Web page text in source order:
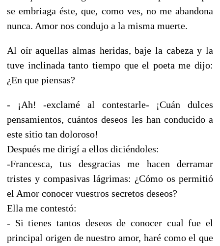
se embriaga éste, que, como ves, no me abandona
nunca. Amor nos condujo a la misma muerte.
Al oír aquellas almas heridas, baje la cabeza y la
tuve inclinada tanto tiempo que el poeta me dijo:
¿En que piensas?
- ¡Ah! -exclamé al contestarle- ¡Cuán dulces
pensamientos, cuántos deseos les han conducido a
este sitio tan doloroso!
Después me dirigí a ellos diciéndoles:
-Francesca, tus desgracias me hacen derramar
tristes y compasivas lágrimas: ¿Cómo os permitió
el Amor conocer vuestros secretos deseos?
Ella me contestó:
- Si tienes tantos deseos de conocer cual fue el
principal origen de nuestro amor, haré como el que